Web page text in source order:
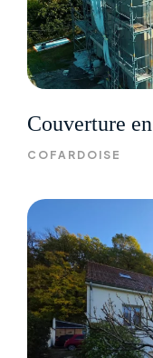
Couverture
COFARDOISE